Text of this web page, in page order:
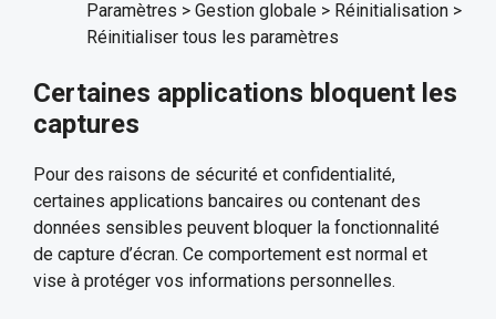
Paramètres > Gestion globale > Réinitialisation >
Réinitialiser tous les paramètres
Certaines applications bloquent les
captures
Pour des raisons de sécurité et confidentialité,
certaines applications bancaires ou contenant des
données sensibles peuvent bloquer la fonctionnalité
de capture d’écran. Ce comportement est normal et
vise à protéger vos informations personnelles.